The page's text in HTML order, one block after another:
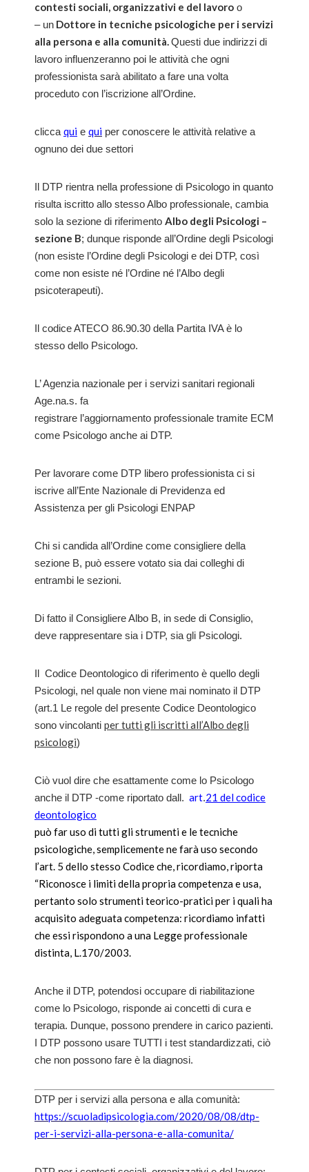
contesti sociali, organizzativi e del lavoro o
– un Dottore in tecniche psicologiche per i servizi
alla persona e alla comunità.Questi due indirizzi di
lavoro influenzeranno poi le attività che ogni
professionista sarà abilitato a fare una volta
proceduto con l’iscrizione all’Ordine.
clicca qui e qui per conoscere le attività relative a
ognuno dei due settori
Il DTP rientra nella professione di Psicologo in quanto
risulta iscritto allo stesso Albo professionale, cambia
solo la sezione di riferimento Albo degli Psicologi –
sezione B; dunque risponde all’Ordine degli Psicologi
(non esiste l’Ordine degli Psicologi e dei DTP, così
come non esiste né l’Ordine né l’Albo degli
psicoterapeuti).
Il codice ATECO 86.90.30 della Partita IVA è lo
stesso dello Psicologo.
L’ Agenzia nazionale per i servizi sanitari regionali
Age.na.s. fa
registrare l’aggiornamento professionale tramite ECM
come Psicologo anche ai DTP.
Per lavorare come DTP libero professionista ci si
iscrive all’Ente Nazionale di Previdenza ed
Assistenza per gli Psicologi ENPAP
Chi si candida all’Ordine come consigliere della
sezione B, può essere votato sia dai colleghi di
entrambi le sezioni.
Di fatto il Consigliere Albo B, in sede di Consiglio,
deve rappresentare sia i DTP, sia gli Psicologi.
Il Codice Deontologico di riferimento è quello degli
Psicologi, nel quale non viene mai nominato il DTP
(art.1 Le regole del presente Codice Deontologico
sono vincolanti per tutti gli iscritti all’Albo degli
psicologi)
Ciò vuol dire che esattamente come lo Psicologo
anche il DTP -come riportato dall. art.21 del codice
deontologico
può far uso di tutti gli strumenti e le tecniche
psicologiche, semplicemente ne farà uso secondo
l’art. 5 dello stesso Codice che, ricordiamo, riporta
“Riconosce i limiti della propria competenza e usa,
pertanto solo strumenti teorico-pratici per i quali ha
acquisito adeguata competenza: ricordiamo infatti
che essi rispondono a una Legge professionale
distinta, L.170/2003.
Anche il DTP, potendosi occupare di riabilitazione
come lo Psicologo, risponde ai concetti di cura e
terapia. Dunque, possono prendere in carico pazienti.
I DTP possono usare TUTTI i test standardizzati, ciò
che non possono fare è la diagnosi.
DTP per i servizi alla persona e alla comunità:
https://scuoladipsicologia.com/2020/08/08/dtp-
per-i-servizi-alla-persona-e-alla-comunita/